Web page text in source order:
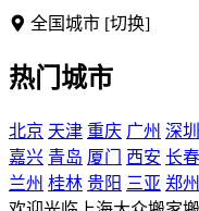
全国城市 [切换]
热门城市
北京 天津 重庆 广州 深圳
嘉兴 青岛 厦门 西安 长春
兰州 桂林 贵阳 三亚 郑州